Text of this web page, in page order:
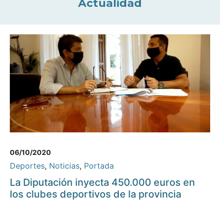
Actualidad
06/10/2020
Deportes, Noticias, Portada
La Diputación inyecta 450.000 euros en
los clubes deportivos de la provincia